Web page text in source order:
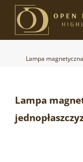
Przejdź
zawartości
Lampa
Lampa